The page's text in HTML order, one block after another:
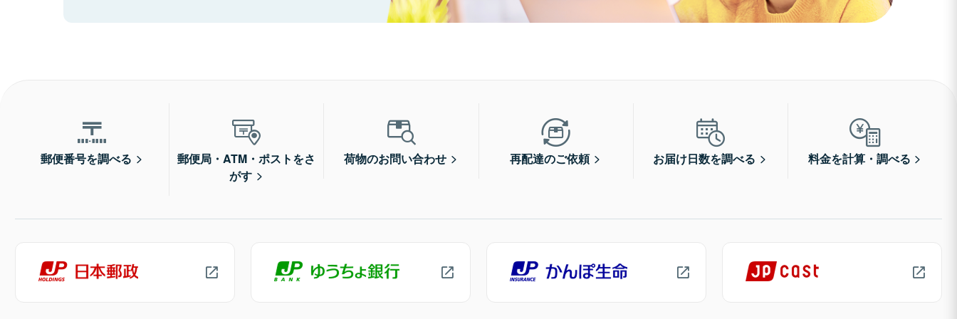
郵便番号を調べる
郵便局・ATM・ポストをさ
がす
荷物のお問い合わせ 再配達のご依頼 お届け日数を調べる 料金を計算・調べる